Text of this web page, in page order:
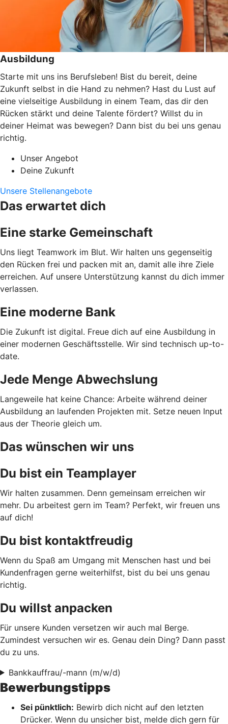
Ausbildung
Starte mit uns ins Berufsleben! Bist du bereit, deine
Zukunft selbst in die Hand zu nehmen? Hast du Lust auf
eine vielseitige Ausbildung in einem Team, das dir den
Rücken stärkt und deine Talente fördert? Willst du in
deiner Heimat was bewegen? Dann bist du bei uns genau
richtig.
Unser Angebot
Deine Zukunft
Unsere Stellenangebote
Das erwartet dich
Eine starke Gemeinschaft
Uns liegt Teamwork im Blut. Wir halten uns gegenseitig
den Rücken frei und packen mit an, damit alle ihre Ziele
erreichen. Auf unsere Unterstützung kannst du dich immer
verlassen.
Eine moderne Bank
Die Zukunft ist digital. Freue dich auf eine Ausbildung in
einer modernen Geschäftsstelle. Wir sind technisch up-to-
date.
Jede Menge Abwechslung
Langeweile hat keine Chance: Arbeite während deiner
Ausbildung an laufenden Projekten mit. Setze neuen Input
aus der Theorie gleich um.
Das wünschen wir uns
Du bist ein Teamplayer
Wir halten zusammen. Denn gemeinsam erreichen wir
mehr. Du arbeitest gern im Team? Perfekt, wir freuen uns
auf dich!
Du bist kontaktfreudig
Wenn du Spaß am Umgang mit Menschen hast und bei
Kundenfragen gerne weiterhilfst, bist du bei uns genau
richtig.
Du willst anpacken
Für unsere Kunden versetzen wir auch mal Berge.
Zumindest versuchen wir es. Genau dein Ding? Dann passt
du zu uns.
Bankkauffrau/-mann (m/w/d)
Bewerbungstipps
Sei pünktlich: Bewirb dich nicht auf den letzten
Drücker. Wenn du unsicher bist, melde dich gern für